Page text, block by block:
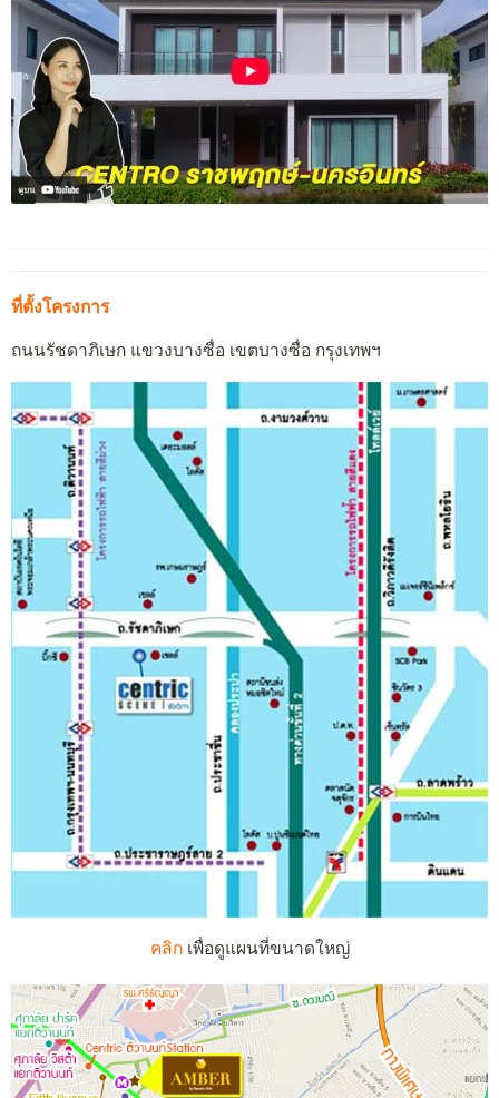
ที่ตั้งโครงการ
ถนนรัชดาภิเษก แขวงบางซื่อ เขตบางซื่อ กรุงเทพฯ
คลิกเพื่อดูแผนที่ขนาดใหญ่